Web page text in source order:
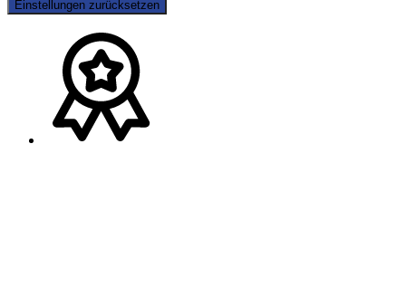
Einstellungen zurücksetzen